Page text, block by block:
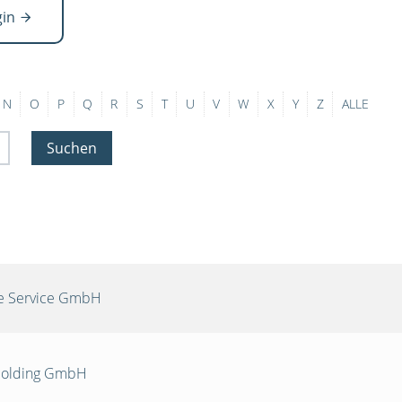
N O P Q R S T U V W X Y Z ALLE
Suchen
Service GmbH
GmbH